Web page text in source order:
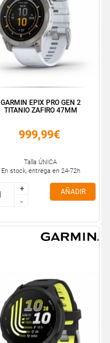
GARMIN EPIX PRO GEN 2
TITANIO ZAFIRO 47MM
999,99€
Talla ÚNICA
En stock, entrega en 24-72h
+
-
+
-
AÑADIR